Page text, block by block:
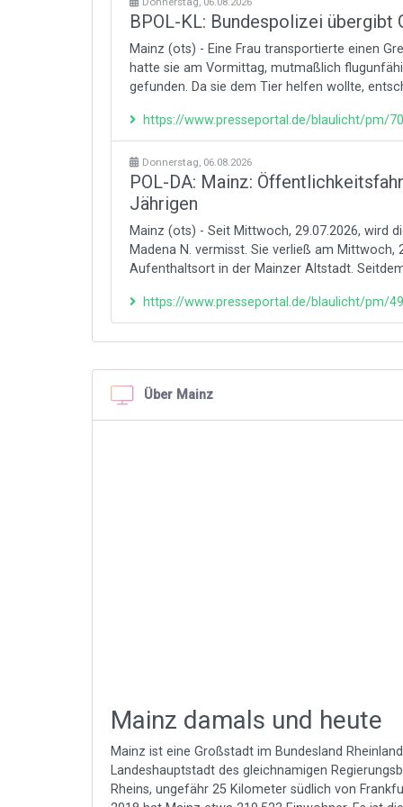
BPOL-KL: Bundespolizei
Mainz (ots) - Eine Frau transportierte einen
hatte sie am Vormittag, mutmaßlich
gefunden. Da sie dem Tier helfen wollte,
https://www.presseportal.de/blaulicht/pm/
Donnerstag, 06.08.2026
POL-DA: Mainz:
Jährigen
Mainz (ots) - Seit Mittwoch, 29.07.2026, wird
Madena N. vermisst. Sie verließ am Mittwoch,
Aufenthaltsort in der Mainzer Altstadt.
https://www.presseportal.de/blaulicht/pm/
Über Mainz
Mainz damals und heute
Mainz ist eine Großstadt im Bundesland
Landeshauptstadt des gleichnamigen
Rheins, ungefähr 25 Kilometer südlich von